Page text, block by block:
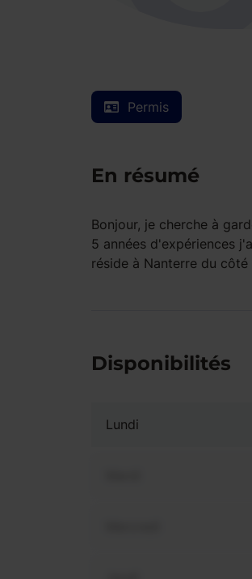
Permis
En résumé
Bonjour, je cherche à
5 années d'expériences
réside à Nanterre du
Disponibilités
Lundi